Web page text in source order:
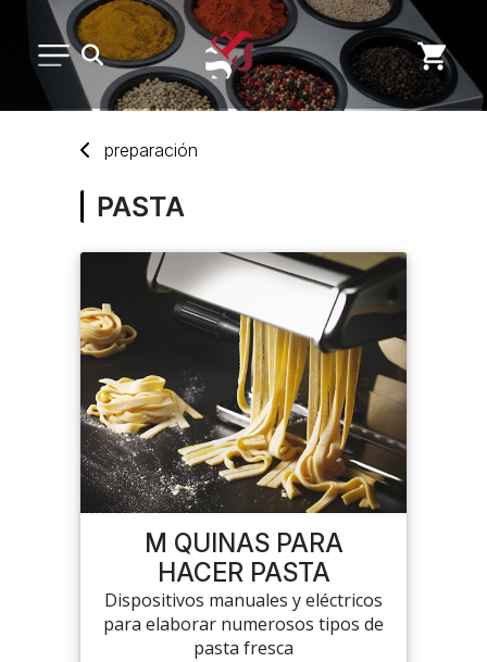
DESECHABLES
MARCAS
NUEVOS PRODUCTOS
SERVICIO POSVENTA
CUENTA
LISTAS DE DESEOS
preparación
PASTA
M QUINAS PARA
HACER PASTA
Dispositivos manuales y eléctricos
para elaborar numerosos tipos de
pasta fresca